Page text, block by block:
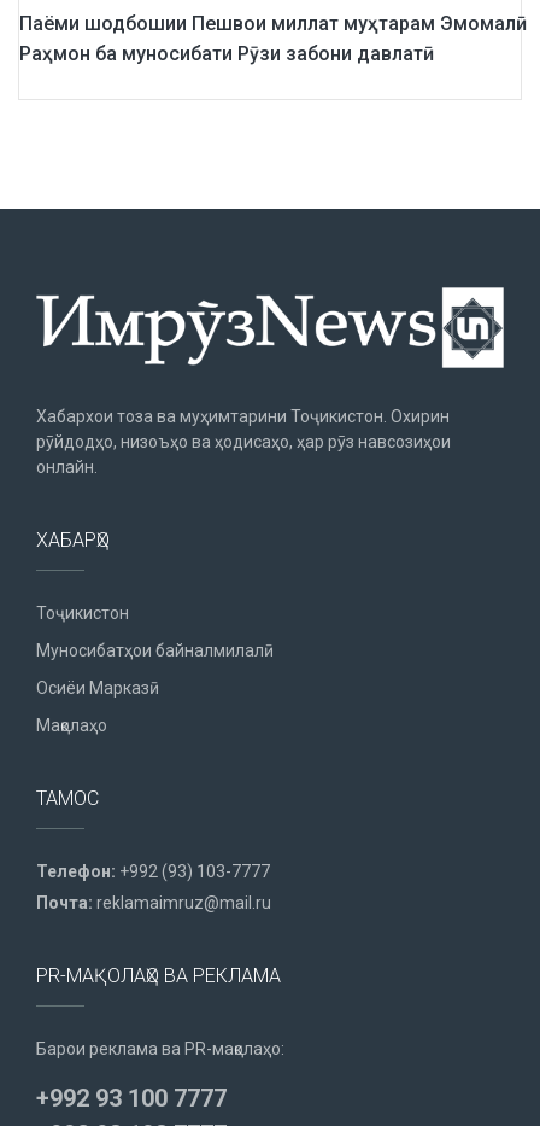
Паёми шодбошии Пешвои миллат муҳтарам Эмомалӣ
Раҳмон ба муносибати Рӯзи забони давлатӣ
Хабархои тоза ва муҳимтарини Тоҷикистон. Охирин
рӯйдодҳо, низоъҳо ва ҳодисаҳо, ҳар рӯз навсозиҳои
онлайн.
ХАБАРҲО
Тоҷикистон
Муносибатҳои байналмилалӣ
Осиёи Марказӣ
Мақолаҳо
ТАМОС
Телефон: +992 (93) 103-7777
Почта: reklamaimruz@mail.ru
PR-МАҚОЛАҲО ВА РЕКЛАМА
Барои реклама ва PR-мақолаҳо:
+992 93 100 7777